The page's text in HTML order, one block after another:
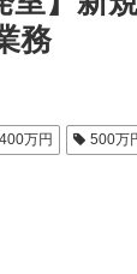
務
400万円 500万